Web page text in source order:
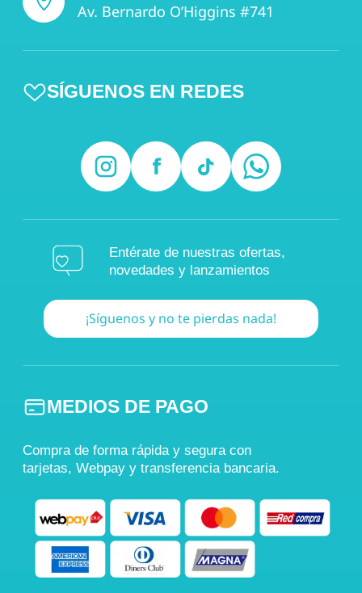
Av. Bernardo O’Higgins #741
SÍGUENOS EN REDES
Entérate de nuestras ofertas,
novedades y lanzamientos
¡Síguenos y no te pierdas nada!
MEDIOS DE PAGO
Compra de forma rápida y segura con
tarjetas, Webpay y transferencia bancaria.